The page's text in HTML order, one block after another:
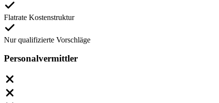
Flatrate Kostenstruktur
Nur qualifizierte Vorschläge
Personalvermittler